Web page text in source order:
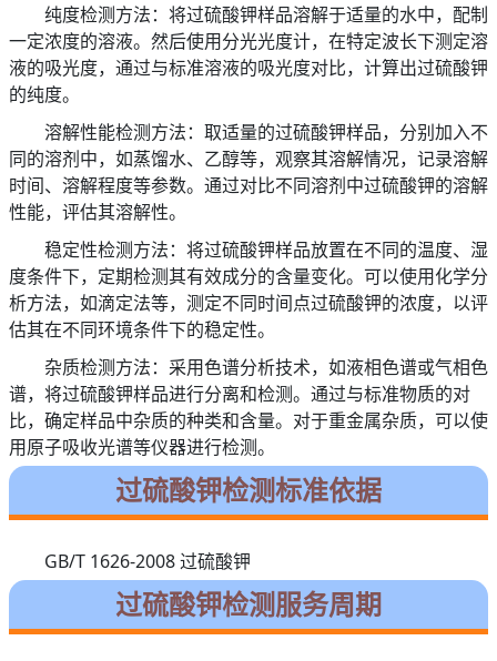
纯度检测方法：将过硫酸钾样品溶解于适量的水中，配制
一定浓度的溶液。然后使用分光光度计，在特定波长下测定溶
液的吸光度，通过与标准溶液的吸光度对比，计算出过硫酸钾
的纯度。
溶解性能检测方法：取适量的过硫酸钾样品，分别加入不
同的溶剂中，如蒸馏水、乙醇等，观察其溶解情况，记录溶解
时间、溶解程度等参数。通过对比不同溶剂中过硫酸钾的溶解
性能，评估其溶解性。
稳定性检测方法：将过硫酸钾样品放置在不同的温度、湿
度条件下，定期检测其有效成分的含量变化。可以使用化学分
析方法，如滴定法等，测定不同时间点过硫酸钾的浓度，以评
估其在不同环境条件下的稳定性。
杂质检测方法：采用色谱分析技术，如液相色谱或气相色
谱，将过硫酸钾样品进行分离和检测。通过与标准物质的对
比，确定样品中杂质的种类和含量。对于重金属杂质，可以使
用原子吸收光谱等仪器进行检测。
过硫酸钾检测标准依据
GB/T 1626-2008 过硫酸钾
过硫酸钾检测服务周期